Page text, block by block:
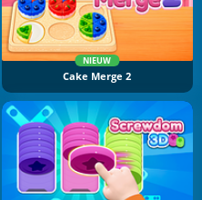
NIEUW
Cake Merge 2